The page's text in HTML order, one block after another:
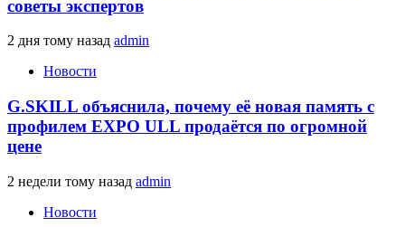
советы экспертов
2 дня тому назад admin
Новости
G.SKILL объяснила, почему её новая память с
профилем EXPO ULL продаётся по огромной
цене
2 недели тому назад admin
Новости